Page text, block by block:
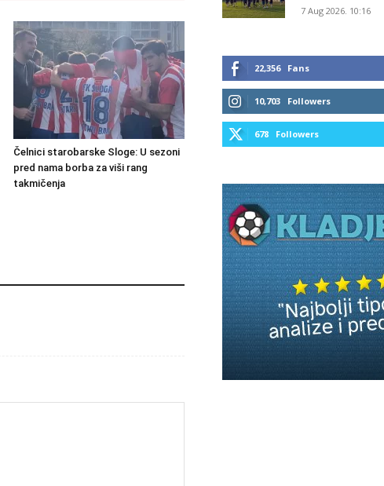
Čelnici starobarske Sloge: U sezoni
pred nama borba za viši rang
takmičenja
7 Aug 2026. 10:16
22,356 Fans
10,703 Followers
678 Followers